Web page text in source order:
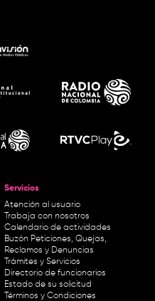
Servicios
Atención al usuario
Trabaja con nosotros
Calendario de actividades
Buzón Peticiones, Quejas,
Reclamos y Denuncias
Trámites y Servicios
Directorio de funcionarios
Estado de su solicitud
Términos y Condiciones